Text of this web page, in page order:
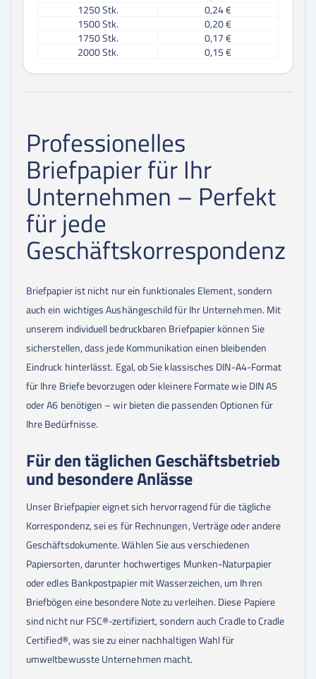
1250Stk.
0,24 €
1500Stk.
0,20 €
1750Stk.
0,17 €
2000Stk.
0,15 €
3500Stk.
0,09 €
5000Stk.
5500Stk.
6000Stk.
0,05 €
6500Stk.
0,05 €
7000Stk.
0,05 €
7500Stk.
0,04 €
8000Stk.
8500Stk.
9000Stk.
0,04 €
9500Stk.
0,03 €
11000Stk.
0,03 €
12000Stk.
0,03 €
13000
14000Stk.
0,03 €
15000Stk.
0,03 €
16000Stk.
0,03 €
18000Stk.
0,03 €
19000 Stk.
0,03 €
20000
25000
35000Stk.
0,02 €
40000Stk.
45000Stk.
50000Stk.
0,02 €
Stk.
70000Stk.
0,02 €
75000Stk.
0,02 €
80000Stk.
0,02 €
90000Stk.
0,02 €
95000Stk.
0,02 €
100000Stk.
0,02 €
200000Stk.
0,01 €
300000Stk.
Professionelles
Briefpapier für Ihr
Unternehmen – Perfekt
für jede
Geschäftskorrespondenz
Briefpapier ist nicht nur ein funktionales Element, sondern
auch ein wichtiges Aushängeschild für Ihr Unternehmen. Mit
unserem individuell bedruckbaren Briefpapier können Sie
sicherstellen, dass jede Kommunikation einen bleibenden
Eindruck hinterlässt. Egal, ob Sie klassisches DIN-A4-Format
für Ihre Briefe bevorzugen oder kleinere Formate wie DIN A5
oder A6 benötigen – wir bieten die passenden Optionen für
Ihre Bedürfnisse.
Für den täglichen Geschäftsbetrieb
und besondere Anlässe
Unser Briefpapier eignet sich hervorragend für die tägliche
Korrespondenz, sei es für Rechnungen, Verträge oder andere
Geschäftsdokumente. Wählen Sie aus verschiedenen
Papiersorten, darunter hochwertiges Munken-Naturpapier
oder edles Bankpostpapier mit Wasserzeichen, um Ihren
Briefbögen eine besondere Note zu verleihen. Diese Papiere
sind nicht nur FSC®-zertifiziert, sondern auch Cradle to Cradle
Certified®, was sie zu einer nachhaltigen Wahl für
umweltbewusste Unternehmen macht.